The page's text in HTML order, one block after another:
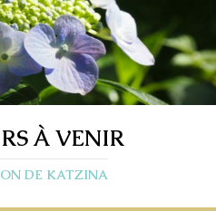
À VENIR
DE KATZINA